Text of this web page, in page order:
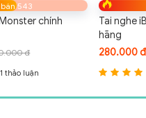
543
chính
đ
1 thảo luận
Tai nghe
hãng
280.000 đ